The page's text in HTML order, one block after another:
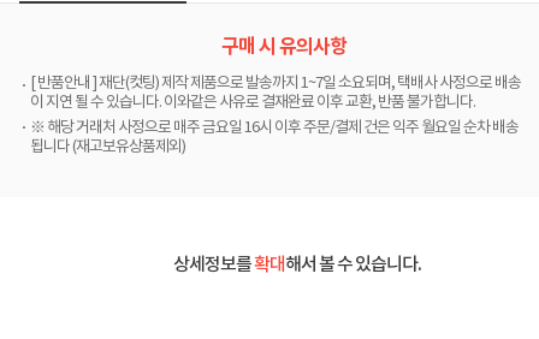
구매 시 유의사항
[ 반품안내 ] 재단(컷팅) 제작 제품으로 발송까지 1~7일 소요되며, 택배사 사정으로 배송
이 지연 될 수 있습니다. 이와같은 사유로 결재완료 이후 교환, 반품 불가합니다.
※ 해당 거래처 사정으로 매주 금요일 16시 이후 주문/결제 건은 익주 월요일 순차 배송
됩니다 (재고보유상품제외)
상세정보를확대해서 볼 수 있습니다.